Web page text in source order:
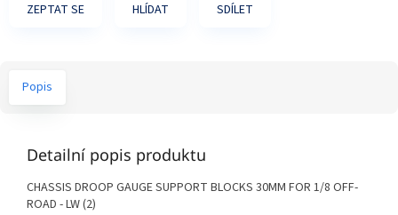
ZEPTAT SE HLÍDAT SDÍLET
Popis
Detailní popis produktu
CHASSIS DROOP GAUGE SUPPORT BLOCKS 30MM FOR 1/8 OFF-
ROAD - LW (2)